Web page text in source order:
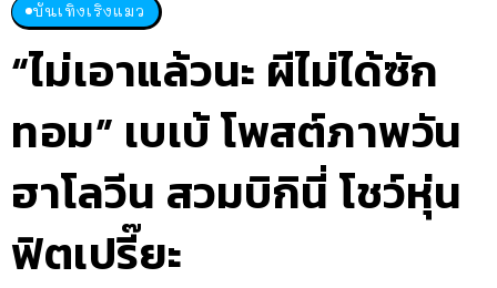
บันเทิงเริงแมว
“ไม่เอาแล้วนะ ผีไม่ได้ซัก
ทอม” เบเบ้ โพสต์ภาพวัน
ฮาโลวีน สวมบิกินี่ โชว์หุ่น
ฟิตเปรี๊ยะ